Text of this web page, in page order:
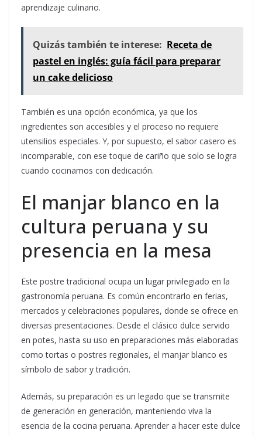
aprendizaje culinario.
Quizás también te interese: Receta de
pastel en inglés: guía fácil para preparar
un cake delicioso
También es una opción económica, ya que los
ingredientes son accesibles y el proceso no requiere
utensilios especiales. Y, por supuesto, el sabor casero es
incomparable, con ese toque de cariño que solo se logra
cuando cocinamos con dedicación.
El manjar blanco en la
cultura peruana y su
presencia en la mesa
Este postre tradicional ocupa un lugar privilegiado en la
gastronomía peruana. Es común encontrarlo en ferias,
mercados y celebraciones populares, donde se ofrece en
diversas presentaciones. Desde el clásico dulce servido
en potes, hasta su uso en preparaciones más elaboradas
como tortas o postres regionales, el manjar blanco es
símbolo de sabor y tradición.
Además, su preparación es un legado que se transmite
de generación en generación, manteniendo viva la
esencia de la cocina peruana. Aprender a hacer este dulce